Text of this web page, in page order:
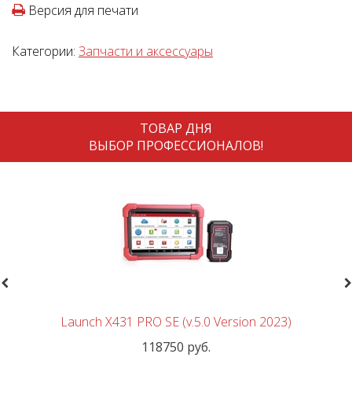
Версия для печати
Категории: Запчасти и аксессуары
ТОВАР ДНЯ
ВЫБОР ПРОФЕССИОНАЛОВ!
Launch X431 PRO SE (v.5.0 Version 2023)
118750 руб.